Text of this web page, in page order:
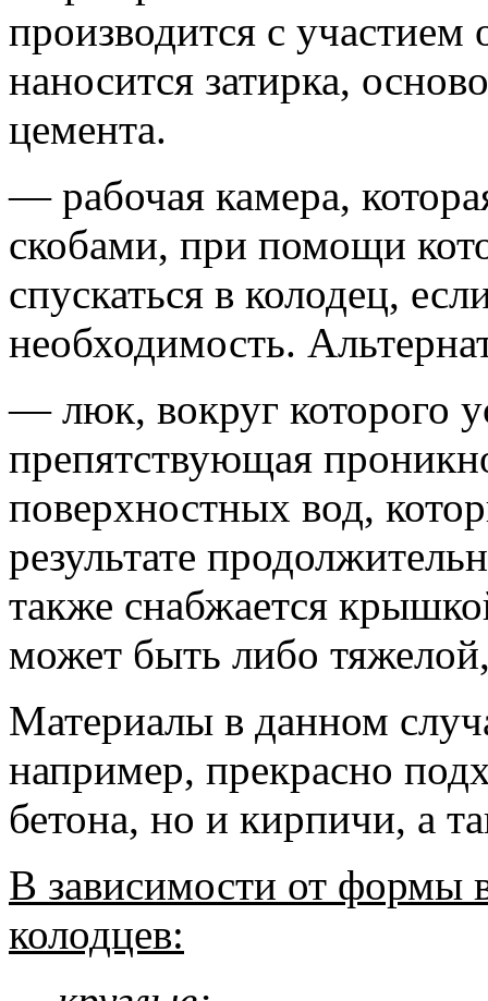
производится с
наносится затирка,
цемента.
— рабочая камера,
скобами, при помощи
спускаться в колодец,
необходимость.
— люк, вокруг которого
препятствующая
поверхностных вод,
результате
также снабжается
может быть либо
Материалы в данном
например, прекрасно
бетона, но и кирпичи, а
В зависимости от формы
колодцев: